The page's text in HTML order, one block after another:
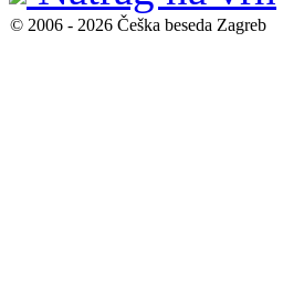
© 2006 - 2026 Češka beseda Zagreb